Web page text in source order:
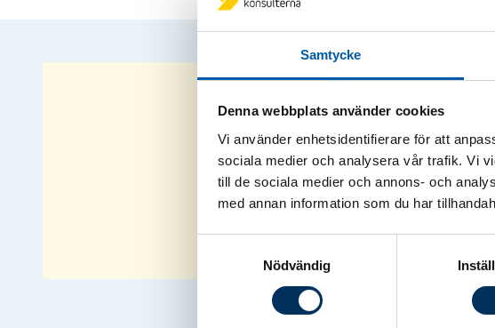
Samtycke
Denna webbplats använder cookies
Vi använder enhetsidentifierare för att
sociala medier och analysera vår trafik. Vi
till de sociala medier och annons- och
med annan information som du har
Nödvändig
För att ta del av